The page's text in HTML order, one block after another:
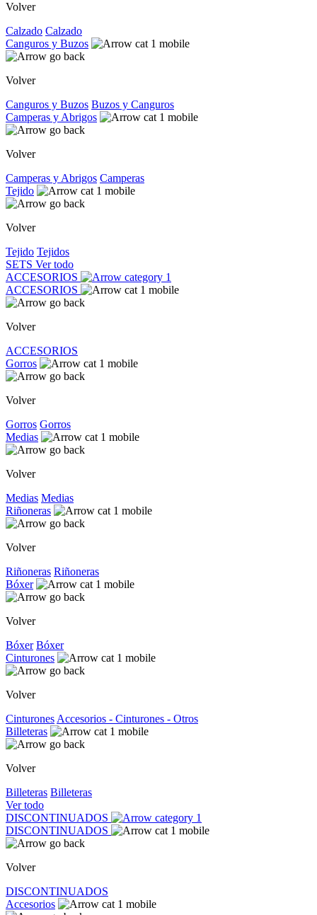
Volver
Calzado Calzado
Canguros y Buzos
Volver
Canguros y Buzos Buzos y Canguros
Camperas y Abrigos
Volver
Camperas y Abrigos Camperas
Tejido
Volver
Tejido Tejidos
SETS Ver todo
ACCESORIOS
ACCESORIOS
Volver
ACCESORIOS
Gorros
Volver
Gorros Gorros
Medias
Volver
Medias Medias
Riñoneras
Volver
Riñoneras Riñoneras
Bóxer
Volver
Bóxer Bóxer
Cinturones
Volver
Cinturones Accesorios - Cinturones - Otros
Billeteras
Volver
Billeteras Billeteras
Ver todo
DISCONTINUADOS
DISCONTINUADOS
Volver
DISCONTINUADOS
Accesorios